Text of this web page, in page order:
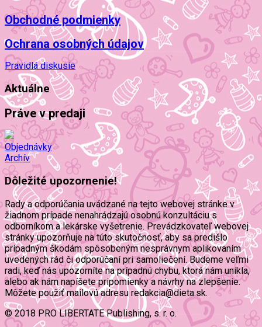
Obchodné podmienky
Ochrana osobných údajov
Pravidlá diskusie
Aktuálne
Práve v predaji
Objednávky
Archív
Dôležité upozornenie!
Rady a odporúčania uvádzané na tejto webovej stránke v
žiadnom prípade nenahrádzajú osobnú konzultáciu s
odborníkom a lekárske vyšetrenie. Prevádzkovateľ webovej
stránky upozorňuje na túto skutočnosť, aby sa predišlo
prípadným škodám spôsobeným nesprávnym aplikovaním
uvedených rád či odporúčaní pri samoliečení. Budeme veľmi
radi, keď nás upozorníte na prípadnú chybu, ktorá nám unikla,
alebo ak nám napíšete pripomienky a návrhy na zlepšenie.
Môžete použiť mailovú adresu redakcia@dieta.sk.
© 2018 PRO LIBERTATE Publishing, s. r. o.